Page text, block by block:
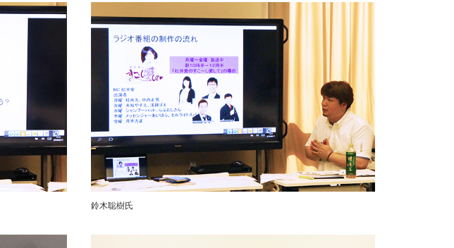
鈴木聡樹氏